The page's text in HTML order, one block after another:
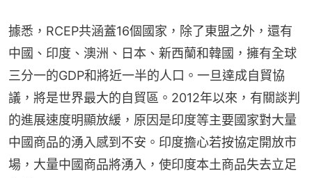
據悉，RCEP共涵蓋16個國家，除了東盟之外，還有
中國、印度、澳洲、日本、新西蘭和韓國，擁有全球
三分一的GDP和將近一半的人口。一旦達成自貿協
議，將是世界最大的自貿區。2012年以來，有關談判
的進展速度明顯放緩，原因是印度等主要國家對大量
中國商品的湧入感到不安。印度擔心若按協定開放市
場，大量中國商品將湧入，使印度本土商品失去立足